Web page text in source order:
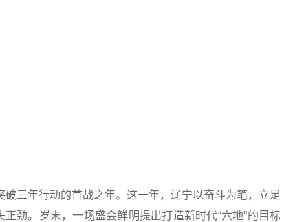
年行动的首战之年。这一年，辽宁以奋斗为笔，立足
劲。岁末，一场盛会鲜明提出打造新时代“六地”的目标